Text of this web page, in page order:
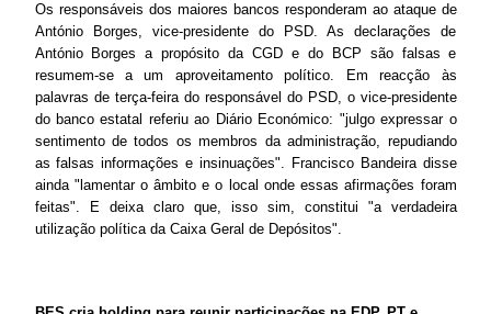
Os responsáveis dos maiores bancos responderam ao ataque de
António Borges, vice-presidente do PSD. As declarações de
António Borges a propósito da CGD e do BCP são falsas e
resumem-se a um aproveitamento político. Em reacção às
palavras de terça-feira do responsável do PSD, o vice-presidente
do banco estatal referiu ao Diário Económico: "julgo expressar o
sentimento de todos os membros da administração, repudiando
as falsas informações e insinuações". Francisco Bandeira disse
ainda "lamentar o âmbito e o local onde essas afirmações foram
feitas". E deixa claro que, isso sim, constitui "a verdadeira
utilização política da Caixa Geral de Depósitos".